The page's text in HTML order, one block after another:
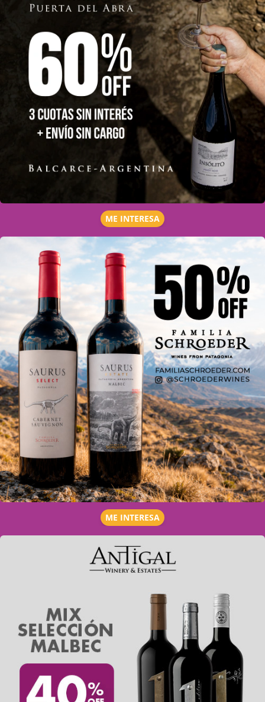
ME INTERESA
ME INTERESA